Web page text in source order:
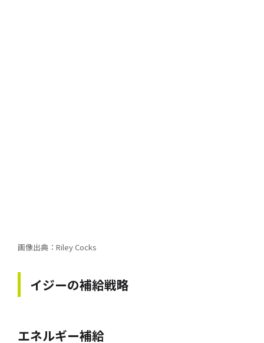
画像出典：Riley Cocks
イジーの補給戦略
エネルギー補給